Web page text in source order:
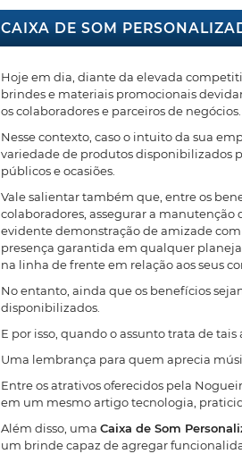
CAIXA DE SOM
Hoje em dia, diante da elevada
brindes e materiais promocionais
os colaboradores e parceiros de negócios.
Nesse contexto, caso o intuito da sua
variedade de produtos disponibilizados
públicos e ocasiões.
Vale salientar também que, entre os
colaboradores, assegurar a
evidente demonstração de amizade
presença garantida em qualquer
na linha de frente em relação aos seus
No entanto, ainda que os benefícios
disponibilizados.
E por isso, quando o assunto trata de
Uma lembrança para quem aprecia
Entre os atrativos oferecidos pela
em um mesmo artigo tecnologia,
Além disso, uma Caixa de Som
um brinde capaz de agregar